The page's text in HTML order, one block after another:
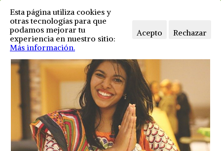
Esta página utiliza cookies y
otras tecnologías para que
podamos mejorar tu
experiencia en nuestro sitio:
Más información.
Acepto Rechazar